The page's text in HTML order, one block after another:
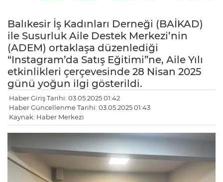
Balıkesir İş Kadınları Derneği (BAİKAD)
ile Susurluk Aile Destek Merkezi’nin
(ADEM) ortaklaşa düzenlediği
“Instagram’da Satış Eğitimi”ne, Aile Yılı
etkinlikleri çerçevesinde 28 Nisan 2025
günü yoğun ilgi gösterildi.
Haber Giriş Tarihi: 03.05.2025 01:42
Haber Güncellenme Tarihi: 03.05.2025 01:43
Kaynak: Haber Merkezi